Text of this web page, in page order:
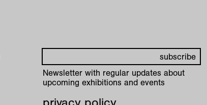
Newsletter with regular updates about
upcoming exhibitions and events